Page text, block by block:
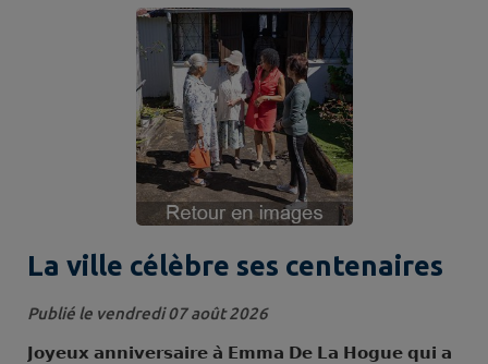
88 45 06, Élu : 0692 46 35 13. En cas d'urgence vitale,
n'oubliez pas de contacter le 15 (Samu), le 17
(Police/Gendarmerie) ou le...
La ville célèbre ses centenaires
Publié le vendredi 07 août 2026
𝗝𝗼𝘆𝗲𝘂𝘅 𝗮𝗻𝗻𝗶𝘃𝗲𝗿𝘀𝗮𝗶𝗿𝗲 𝗮̀ 𝗘𝗺𝗺𝗮 𝗗𝗲 𝗟𝗮 𝗛𝗼𝗴𝘂𝗲 𝗾𝘂𝗶 𝗮